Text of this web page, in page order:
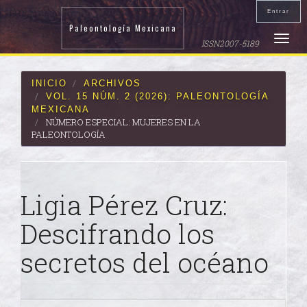
Navegación
principal
Contenido
principal
lateral
Entrar
Toggle
Paleontología Mexicana
ISSN2007-5189
INICIO
ARCHIVOS
VOL. 15 NÚM. 2 (2026): PALEONTOLOGÍA
MEXICANA
NÚMERO ESPECIAL: MUJERES EN LA
PALEONTOLOGÍA
Ligia Pérez Cruz:
Descifrando los
secretos del océano